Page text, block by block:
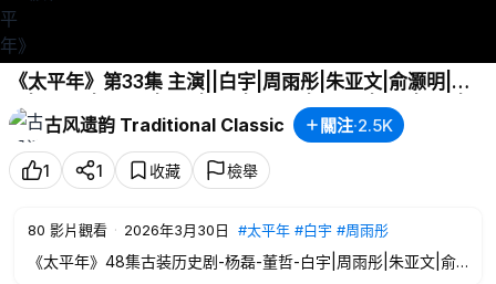
《太平年》第33集 主演||白宇|周雨彤|朱亚文|俞灏明|董
勇|倪大红|保剑锋|郝平|蒋恺|尤勇智|张晓晨|刘畅|梅婷|于
洋|张帆|吴昊宸|海一天|薛佳凝|尤靖茹|魏千翔 导演||杨磊
编剧||董哲 【古装历史剧】
古风遗韵 Traditional Classic 關注·2.5K
1 1 收藏 檢舉
80 影片觀看 · 2026年3月30日 #太平年 #白宇 #周雨彤
《太平年》48集古装历史剧-杨磊-董哲-白宇|周雨彤|朱亚文|俞